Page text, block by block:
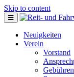
Skip to content
Neuigkeiten
Verein
Vorstand